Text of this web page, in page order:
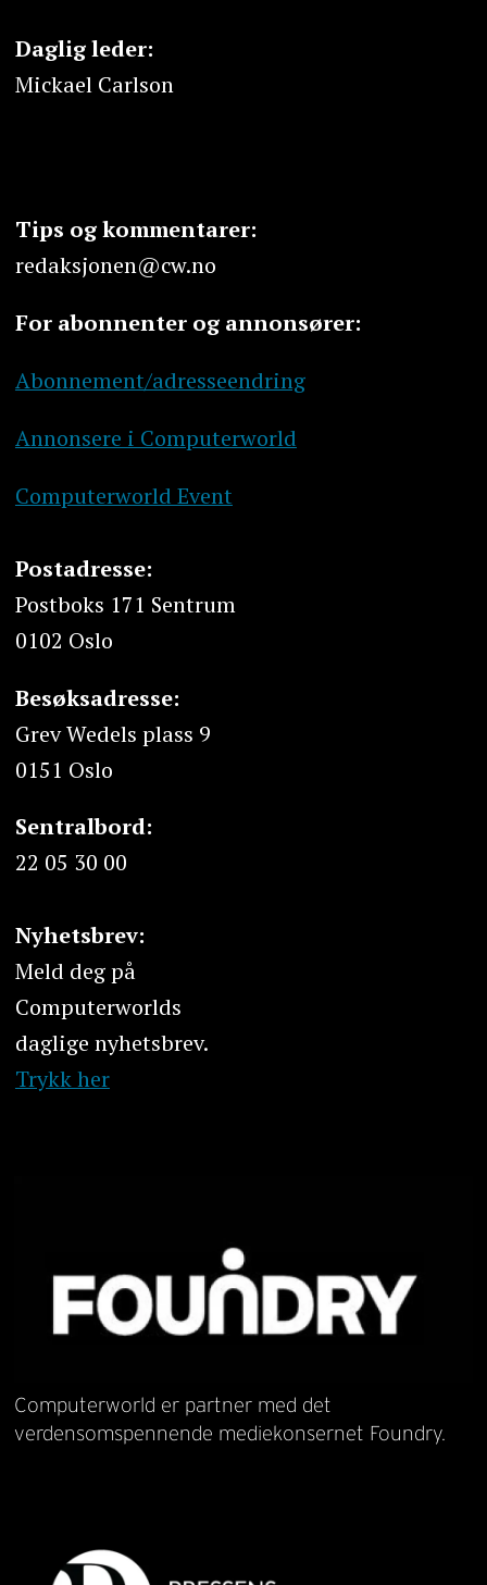
Daglig leder:
Mickael Carlson
Tips og kommentarer:
redaksjonen@cw.no
For abonnenter og annonsører:
Abonnement/adresseendring
Annonsere i Computerworld
Computerworld Event
Postadresse:
Postboks 171 Sentrum
0102 Oslo
Besøksadresse:
Grev Wedels plass 9
0151 Oslo
Sentralbord:
22 05 30 00
Nyhetsbrev:
Meld deg på
Computerworlds
daglige nyhetsbrev.
Trykk her
Computerworld er partner med det
verdensomspennende mediekonsernet Foundry.